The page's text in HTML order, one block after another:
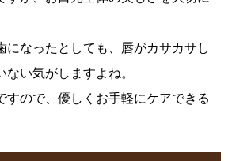
になったとしても、唇がカサカサし
い気がしますよね。
すので、優しくお手軽にケアできる